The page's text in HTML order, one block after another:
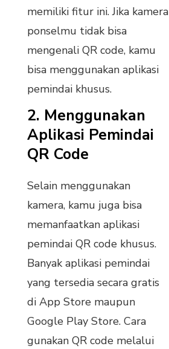
memiliki fitur ini. Jika kamera
ponselmu tidak bisa
mengenali QR code, kamu
bisa menggunakan aplikasi
pemindai khusus.
2. Menggunakan
Aplikasi Pemindai
QR Code
Selain menggunakan
kamera, kamu juga bisa
memanfaatkan aplikasi
pemindai QR code khusus.
Banyak aplikasi pemindai
yang tersedia secara gratis
di App Store maupun
Google Play Store. Cara
gunakan QR code melalui